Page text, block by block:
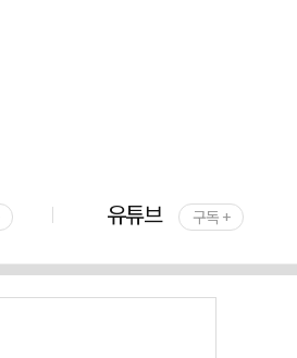
유튜브 구독 +